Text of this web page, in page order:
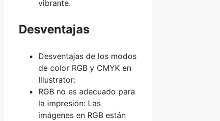
vibrante.
Desventajas
Desventajas de los modos
de color RGB y CMYK en
Illustrator:
RGB no es adecuado para
la impresión: Las
imágenes en RGB están